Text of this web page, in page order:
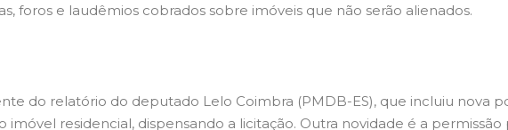
foros e laudêmios cobrados sobre imóveis que não serão alienados.
do relatório do deputado Lelo Coimbra (PMDB-ES), que incluiu nova
residencial, dispensando a licitação. Outra novidade é a